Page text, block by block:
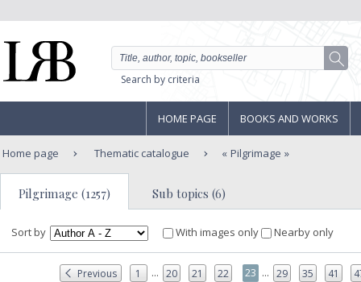
Search by criteria
HOME PAGE BOOKS AND WORKS
Home page Thematic catalogue Pilgrimage
Pilgrimage (1257) Sub topics (6)
Sort by With images only Nearby only
Previous 1 ... 20 21 22 23 ... 29 35 41